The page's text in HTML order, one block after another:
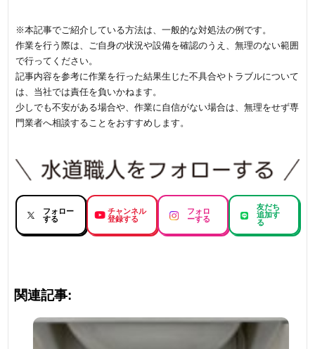
※本記事でご紹介している方法は、一般的な対処法の例です。
作業を行う際は、ご自身の状況や設備を確認のうえ、無理のない範囲
で行ってください。
記事内容を参考に作業を行った結果生じた不具合やトラブルについて
は、当社では責任を負いかねます。
少しでも不安がある場合や、作業に自信がない場合は、無理をせず専
門業者へ相談することをおすすめします。
フォロー
する
チャンネル
登録する
フォロ
ーする
友だち
追加す
る
関連記事: